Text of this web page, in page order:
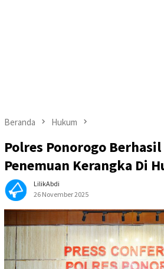
Beranda Hukum
Polres Ponorogo
Penemuan Kerangka Di
LilikAbdi
26 November 2025